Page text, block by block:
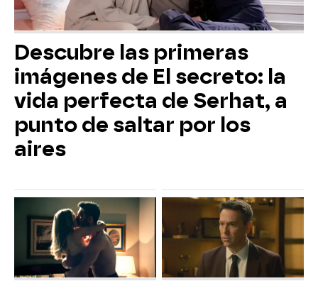
Descubre las primeras
imágenes de El secreto: la
vida perfecta de Serhat, a
punto de saltar por los
aires